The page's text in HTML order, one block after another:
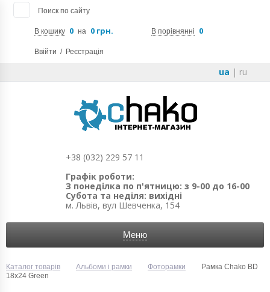
Поиск по сайту
В кошику 0 на 0 грн. В порівнянні 0
Ввійти / Реєстрація
ua | ru
+38 (032) 229 57 11
Графік роботи:
З понеділка по п'ятницю: з 9-00 до 16-00
Субота та неділя: вихідні
м. Львів, вул Шевченка, 154
Меню
Каталог товарів Альбоми і рамки Фоторамки
Рамка Chako BD
18x24 Green